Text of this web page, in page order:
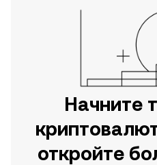
Начните
откройте